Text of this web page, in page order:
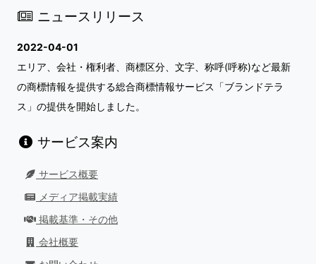
ニュースリリース
2022-04-01
エリア、会社・権利者、商標区分、文字、称呼(呼称)など最新
の商標情報を提供する総合商標情報サービス「ブランドテラ
ス」の提供を開始しました。
サービス案内
サービス概要
メディア掲載実績
掲載基準・その他
会社概要